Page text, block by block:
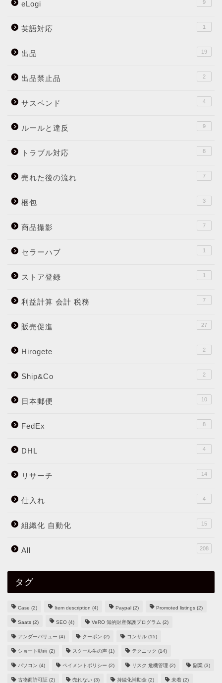
eLogi 9
英語対応 1
出品 19
出品禁止品 2
サスペンド 4
ルールと違反 9
トラブル対応 8
売れた後の流れ 7
梱包 3
商品撮影 7
セラーハブ 1
ストア登録 1
利益計算 会計 税務 7
販売促進 27
Hirogete 2
Ship&Co 2
日本郵便 10
FedEx 8
DHL 4
リサーチ 14
仕入れ 4
組織化 自動化 15
All 208
タグ
Case (2) Item description (4) Paypal (2) Promoted listings (2)
Saats (2) SEO (4) VeRO 知的財産保護プログラム (2)
アンダーバリュー (4) クーポン (2) コンサル (15)
ショート動画 (2) スクール生の声 (1) テクニック (14)
パソコン (4) ペイメントポリシー (2) リスク 危機管理 (2) 副業 (3)
古物商許可証 (2) 売れない (3) 持続化補助金 (2) 未着 (2)